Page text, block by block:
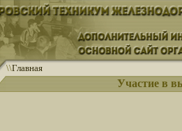
\\Главная
Участие в